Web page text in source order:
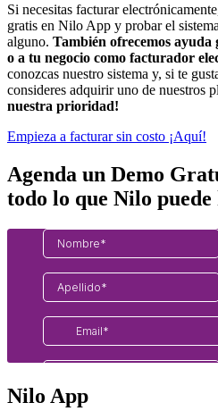
Si necesitas facturar
gratis en Nilo App y probar el
alguno. También ofrecemos
o a tu negocio como facturador
conozcas nuestro sistema y, si te
consideres adquirir uno de nuestros
nuestra prioridad!
Empieza a facturar sin costo ¡Aquí!
Agenda un Demo
todo lo que Nilo
Nilo App